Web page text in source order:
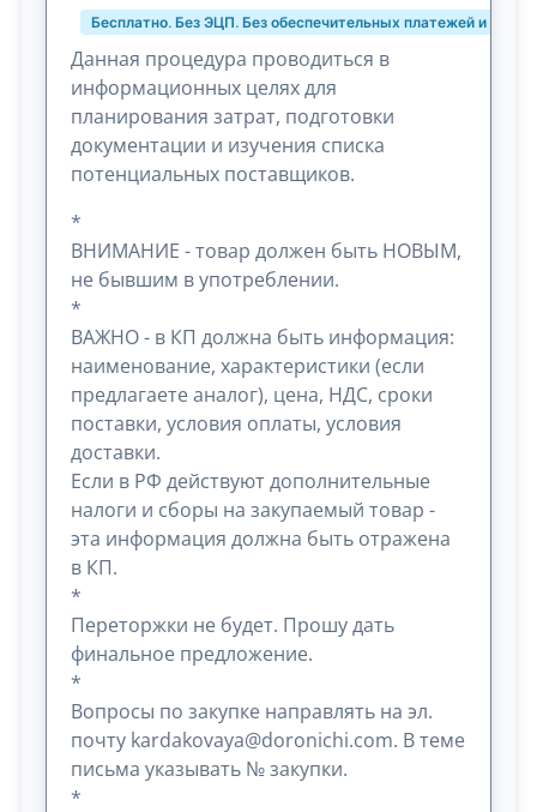
Бесплатно. Без ЭЦП. Без обеспечительных платежей и
Данная процедура проводиться в
информационных целях для
планирования затрат, подготовки
документации и изучения списка
потенциальных поставщиков.
*
ВНИМАНИЕ - товар должен быть НОВЫМ,
не бывшим в употреблении.
*
ВАЖНО - в КП должна быть информация:
наименование, характеристики (если
предлагаете аналог), цена, НДС, сроки
поставки, условия оплаты, условия
доставки.
Если в РФ действуют дополнительные
налоги и сборы на закупаемый товар -
эта информация должна быть отражена
в КП.
*
Переторжки не будет. Прошу дать
финальное предложение.
*
Вопросы по закупке направлять на эл.
почту kardakovaya@doronichi.com. В теме
письма указывать № закупки.
*